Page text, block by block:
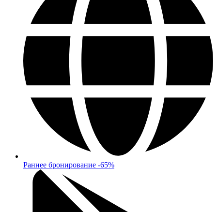
Раннее бронирование -65%